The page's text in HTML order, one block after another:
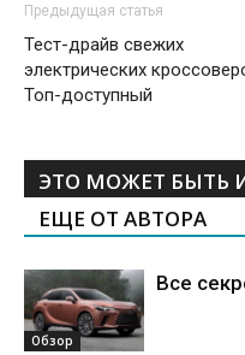
Предыдущая статья
Тест-драйв свежих
электрических
Топ-доступный
ЭТО МОЖЕТ БЫТЬ
ЕЩЕ ОТ АВТОРА
Обзор
Все